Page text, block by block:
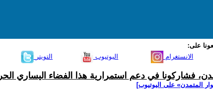
على:
التويتر اليوتيوب الانستغرام
فشاركونا في دعم استمرارية هذا الفضاء اليساري الحر
المتمدن» على اليوتيوب]